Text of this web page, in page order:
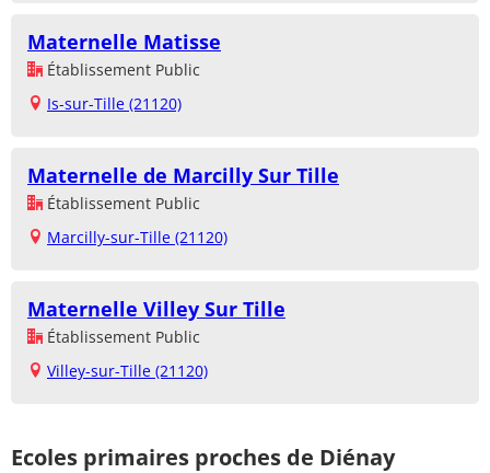
Maternelle Matisse
Établissement Public
Is-sur-Tille (21120)
Maternelle de Marcilly Sur Tille
Établissement Public
Marcilly-sur-Tille (21120)
Maternelle Villey Sur Tille
Établissement Public
Villey-sur-Tille (21120)
Ecoles primaires proches de Diénay